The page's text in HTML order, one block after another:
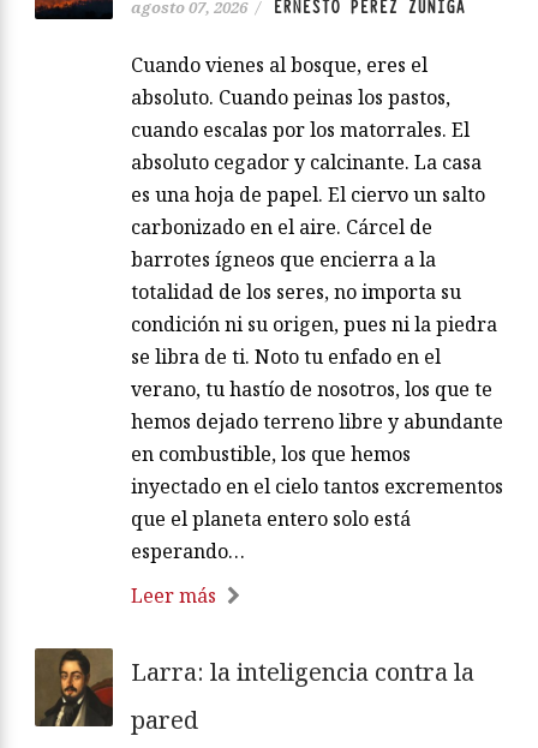
agosto 07, 2026 / ERNESTO PÉREZ ZUÑIGA
Cuando vienes al bosque, eres el
absoluto. Cuando peinas los pastos,
cuando escalas por los matorrales. El
absoluto cegador y calcinante. La casa
es una hoja de papel. El ciervo un salto
carbonizado en el aire. Cárcel de
barrotes ígneos que encierra a la
totalidad de los seres, no importa su
condición ni su origen, pues ni la piedra
se libra de ti. Noto tu enfado en el
verano, tu hastío de nosotros, los que te
hemos dejado terreno libre y abundante
en combustible, los que hemos
inyectado en el cielo tantos excrementos
que el planeta entero solo está
esperando…
Leer más
Larra: la inteligencia contra la
pared